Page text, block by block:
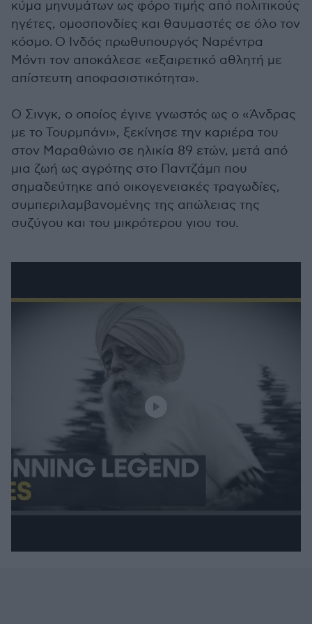
κύμα μηνυμάτων ως φόρο τιμής από πολιτικούς
ηγέτες, ομοσπονδίες και θαυμαστές σε όλο τον
κόσμο. Ο Ινδός πρωθυπουργός Ναρέντρα
Μόντι τον αποκάλεσε «εξαιρετικό αθλητή με
απίστευτη αποφασιστικότητα».
Ο Σινγκ, ο οποίος έγινε γνωστός ως ο «Άνδρας
με το Τουρμπάνι», ξεκίνησε την καριέρα του
στον Μαραθώνιο σε ηλικία 89 ετών, μετά από
μια ζωή ως αγρότης στο Παντζάμπ που
σημαδεύτηκε από οικογενειακές τραγωδίες,
συμπεριλαμβανομένης της απώλειας της
συζύγου και του μικρότερου γιου του.